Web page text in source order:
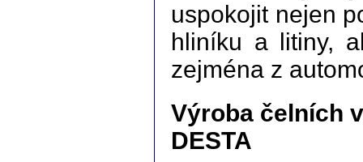
uspokojit nejen
hliníku a litiny,
zejména z
Výroba čelních
DESTA